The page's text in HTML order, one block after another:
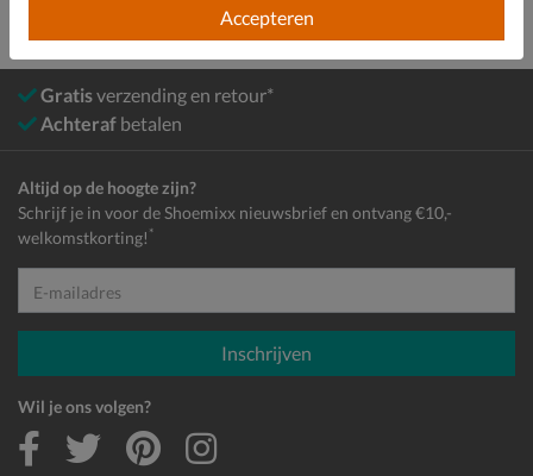
Gratisverzending en retour*
Achteraf betalen
Altijd op de hoogte zijn?
Schrijf je in voor de Shoemixx nieuwsbrief en ontvang €10,-
welkomstkorting! *
E-mailadres
Inschrijven
Wil je ons volgen?
Accepteren